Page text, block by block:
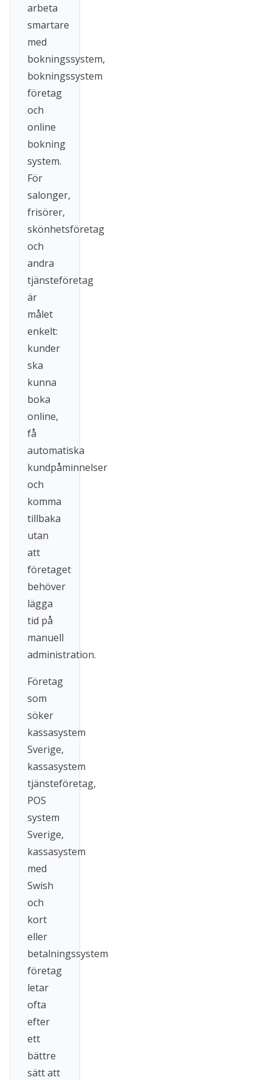
arbeta
smartare
med
bokningssystem,
bokningssystem
företag
och
online
bokning
system.
För
salonger,
frisörer,
skönhetsföretag
och
andra
tjänsteföretag
är
målet
enkelt:
kunder
ska
kunna
boka
online,
få
automatiska
kundpåminnelser
och
komma
tillbaka
utan
att
företaget
behöver
lägga
tid på
manuell
administration.
Företag
som
söker
kassasystem
Sverige,
kassasystem
tjänsteföretag,
POS
system
Sverige,
kassasystem
med
Swish
och
kort
eller
betalningssystem
företag
letar
ofta
efter
ett
bättre
sätt att